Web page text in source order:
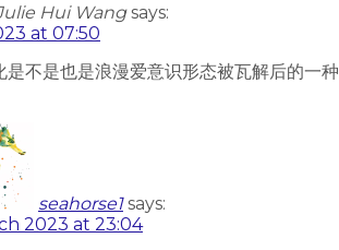
Hui Wang says:
at 07:50
是不是也是浪漫爱意识形态被瓦解后的一
seahorse1 says:
2023 at 23:04